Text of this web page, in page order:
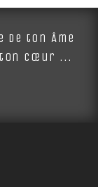
de ton Âme
cœur ...